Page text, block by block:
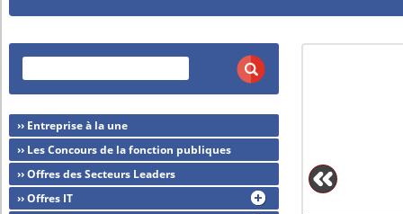
›› Entreprise à la une
›› Les Concours de la fonction publiques
›› Offres des Secteurs Leaders
›› Offres IT